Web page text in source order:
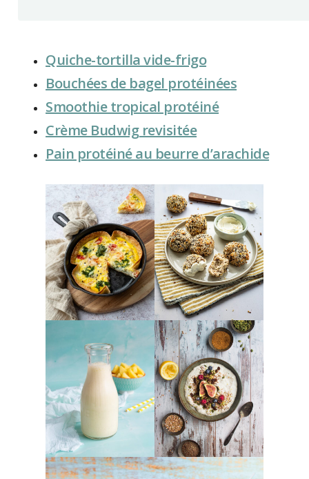
Quiche-tortilla vide-frigo
Bouchées de bagel protéinées
Smoothie tropical protéiné
Crème Budwig revisitée
Pain protéiné au beurre d’arachide